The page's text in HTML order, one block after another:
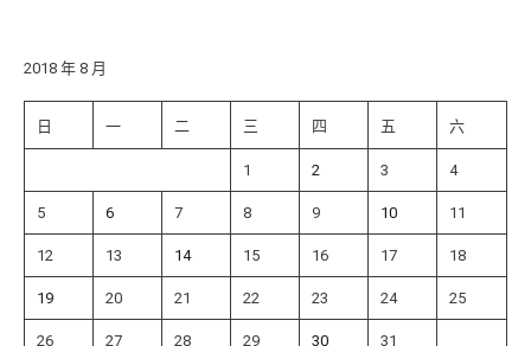
字:
2018 年 8 月
日 一 二 三 四 五 六
1 2 3 4
5 6 7 8 9 10 11
12 13 14 15 16 17 18
19 20 21 22 23 24 25
26 27 28 29 30 31